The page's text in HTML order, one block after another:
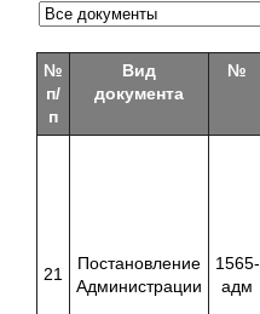
№
п/
п
Вид
документа
№
21
Постановление
Администрации
1565-
адм